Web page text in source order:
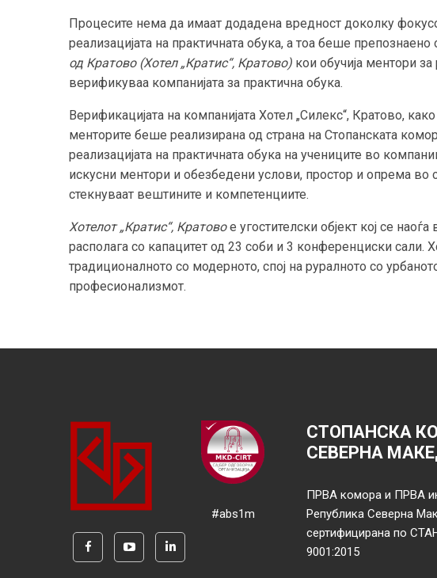
Процесите нема да имаат додадена вредност доколку
реализацијата на практичната обука, а тоа беше
од Кратово (Хотел „Кратис“, Кратово) кои обучија ментори за
верификуваа компанијата за практична обука.
Верификацијата на компанијата Хотел „Силекс“, Кратово,
менторите беше реализирана од страна на Стопанската
реализацијата на практичната обука на учениците во
искусни ментори и обезбедени услови, простор и опрема во
стекнуваат вештините и компетенциите.
Хотелот „Кратис“, Кратовое угостителски објект кој се
располага со капацитет од 23 соби и 3 конференциски сали.
традиционалното со модерното, спој на руралното со
професионализмот.
#abs1m
СТОПАНСКА
СЕВЕРНА
ПРВА комора и ПРВА
Република Северна
сертифицирана по
9001:2015